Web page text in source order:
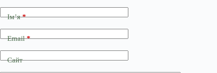
Ім’я*
Email*
Сайт